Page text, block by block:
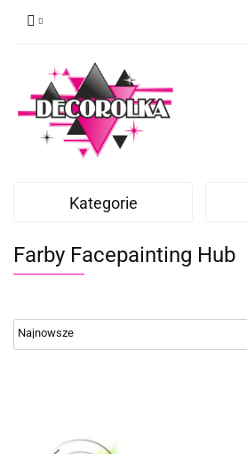
Kategorie
Farby Facepainting Hub